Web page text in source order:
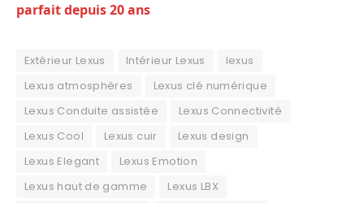
parfait depuis 20 ans
Extérieur Lexus Intérieur Lexus
lexus
Lexus atmosphères
Lexus clé numérique
Lexus Conduite assistée
Lexus Connectivité
Lexus Cool
Lexus cuir
Lexus design
Lexus Elegant
Lexus Emotion
Lexus haut de gamme
Lexus LBX